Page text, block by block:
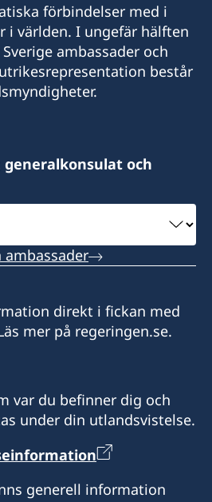
förbindelser med i
i världen. I ungefär hälften
ambassader och
består
generalkonsulat och
ambassader
direkt i fickan med
mer på regeringen.se.
var du befinner dig och
under din utlandsvistelse.
generell information